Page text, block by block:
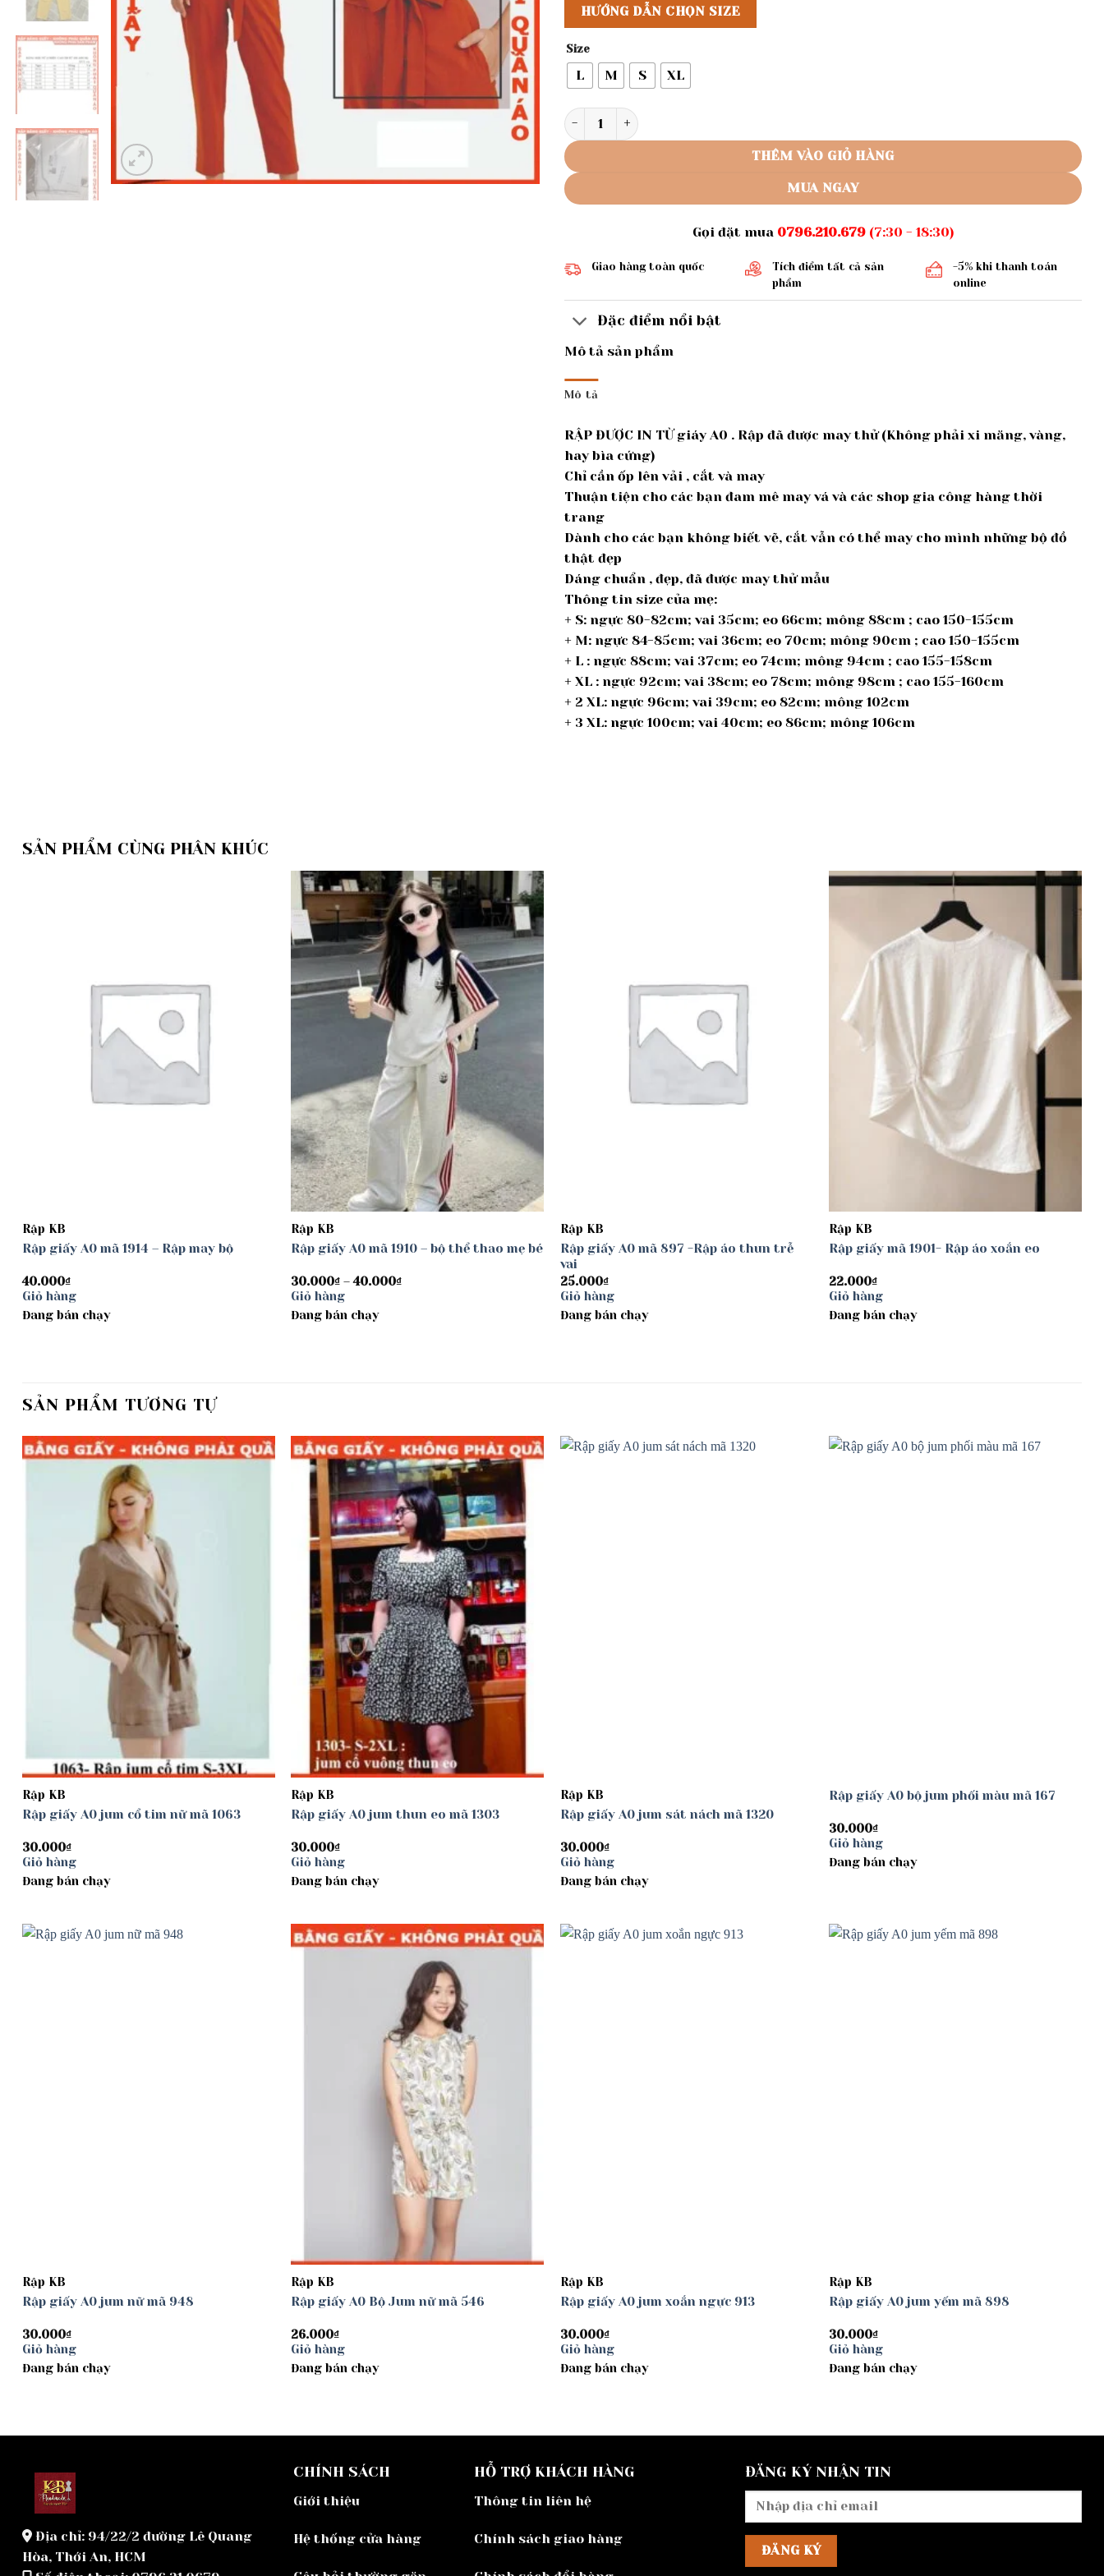
HƯỚNG DẪN CHỌN SIZE
Size
L M S XL
Rập giấy A0 jum cổ bẻmã 826 số lượng
THÊM VÀO GIỎ HÀNG
MUA NGAY
Gọi đặt mua 0796.210.679(7:30 - 18:30)
Giao hàng toàn quốc
Tích điểm tất cả sản
phẩm
-5% khi thanh toán
online
Đặc điểm nổi bật
Mô tả sản phẩm
Mô tả
RẬP ĐƯỢC IN TỪ giáy A0 . Rập đã được may thử (Không phải xi măng, vàng,
hay bìa cứng)
Chỉ cần ốp lên vải , cắt và may
Thuận tiện cho các bạn đam mê may vá và các shop gia công hàng thời
trang
Dành cho các bạn không biết vẽ, cắt vẫn có thể may cho mình những bộ đồ
thật đẹp
Dáng chuẩn , đẹp, đã được may thử mẫu
Thông tin size của mẹ:
+ S: ngực 80-82cm; vai 35cm; eo 66cm; mông 88cm ; cao 150-155cm
+ M: ngực 84-85cm; vai 36cm; eo 70cm; mông 90cm ; cao 150-155cm
+ L : ngực 88cm; vai 37cm; eo 74cm; mông 94cm ; cao 155-158cm
+ XL : ngực 92cm; vai 38cm; eo 78cm; mông 98cm ; cao 155-160cm
+ 2 XL: ngực 96cm; vai 39cm; eo 82cm; mông 102cm
+ 3 XL: ngực 100cm; vai 40cm; eo 86cm; mông 106cm
SẢN PHẨM CÙNG PHÂN KHÚC
Rập KB
Rập giấy A0 mã 1914 – Rập may bộ
40.000₫
Giỏ hàng
Đang bán chạy
Add to
wishlist
Rập KB
Rập giấy A0 mã 1910 – bộ thể thao mẹ bé
30.000₫ – 40.000₫Khoảng
Giỏ hàng
Đang bán chạy
Rập KB
Rập giấy A0 mã 897 -Rập áo thun trễ
vai
25.000₫
Giỏ hàng
Đang bán chạy
Rập KB
Rập giấy mã 1901- Rập áo xoắn eo
22.000₫
Giỏ hàng
Đang bán chạy
SẢN PHẨM TƯƠNG TỰ
Rập KB
Rập giấy A0 jum cổ tim nữ mã 1063
30.000₫
Giỏ hàng
Đang bán chạy
Add to
wishlist
Rập KB
Rập giấy A0 jum thun eo mã 1303
30.000₫
Giỏ hàng
Đang bán chạy
Rập KB
Rập giấy A0 jum sát nách mã 1320
30.000₫
Giỏ hàng
Đang bán chạy
Rập giấy A0 bộ jum phối màu mã 167
30.000₫
Giỏ hàng
Đang bán chạy
Rập KB
Rập giấy A0 jum nữ mã 948
30.000₫
Giỏ hàng
Đang bán chạy
Rập KB
Rập giấy A0 Bộ Jum nữ mã 546
26.000₫
Giỏ hàng
Đang bán chạy
Rập KB
Rập giấy A0 jum xoắn ngực 913
30.000₫
Giỏ hàng
Đang bán chạy
Rập KB
Rập giấy A0 jum yếm mã 898
30.000₫
Giỏ hàng
Đang bán chạy
Địa chỉ: 94/22/2 đường Lê Quang
Hòa, Thới An, HCM
CHÍNH SÁCH
Giới thiệu
Hệ thống cửa hàng
HỖ TRỢ KHÁCH HÀNG
Thông tin liên hệ
Chính sách giao hàng
ĐĂNG KÝ NHẬN TIN